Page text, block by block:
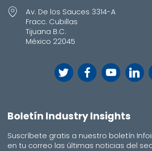
Av. De los Sauces 3314-A
Fracc. Cubillas
Tijuana B.C.
México 22045
Boletín Industry Insights
Suscríbete gratis a nuestro boletín
en tu correo las últimas noticias del